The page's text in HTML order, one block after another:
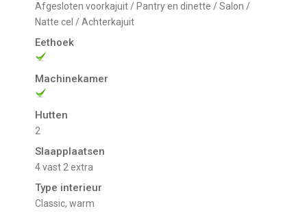
Afgesloten voorkajuit / Pantry en dinette / Salon /
Natte cel / Achterkajuit
Eethoek
Machinekamer
Hutten
2
Slaapplaatsen
4 vast 2 extra
Type interieur
Classic, warm